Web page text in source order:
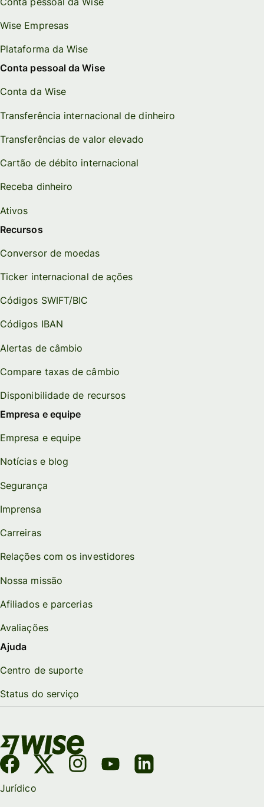
Wise Empresas
Plataforma da Wise
Conta pessoal da Wise
Conta da Wise
Transferência internacional de dinheiro
Transferências de valor elevado
Cartão de débito internacional
Receba dinheiro
Ativos
Recursos
Conversor de moedas
Ticker internacional de ações
Códigos SWIFT/BIC
Códigos IBAN
Alertas de câmbio
Compare taxas de câmbio
Disponibilidade de recursos
Empresa e equipe
Empresa e equipe
Notícias e blog
Segurança
Imprensa
Carreiras
Relações com os investidores
Nossa missão
Afiliados e parcerias
Avaliações
Ajuda
Centro de suporte
Status do serviço
Jurídico